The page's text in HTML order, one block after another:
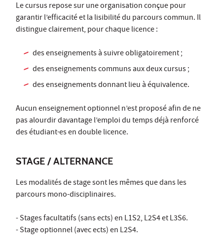
Le cursus repose sur une organisation conçue pour
garantir l’efficacité et la lisibilité du parcours commun. Il
distingue clairement, pour chaque licence :
des enseignements à suivre obligatoirement ;
des enseignements communs aux deux cursus ;
des enseignements donnant lieu à équivalence.
Aucun enseignement optionnel n’est proposé afin de ne
pas alourdir davantage l’emploi du temps déjà renforcé
des étudiant·es en double licence.
STAGE / ALTERNANCE
Les modalités de stage sont les mêmes que dans les
parcours mono-disciplinaires.
- Stages facultatifs (sans ects) en L1S2, L2S4 et L3S6.
- Stage optionnel (avec ects) en L2S4.